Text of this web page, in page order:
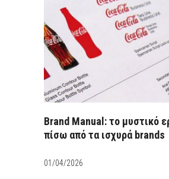
Brand Manual: το μυστικό
πίσω από τα ισχυρά brands
01/04/2026